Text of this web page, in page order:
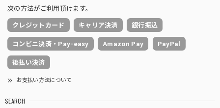
次の方法がご利用頂けます。
クレジットカード キャリア決済 銀行振込
コンビニ決済・Pay-easy Amazon Pay PayPal
後払い決済
お支払い方法について
SEARCH